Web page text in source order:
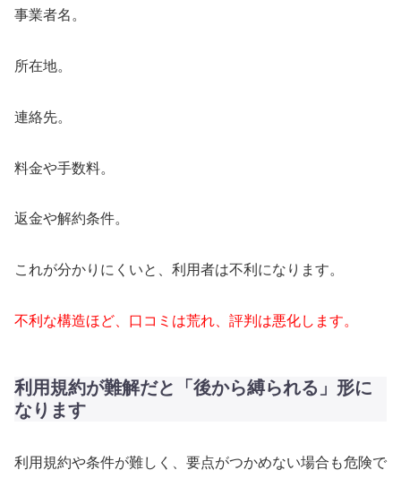
事業者名。
所在地。
連絡先。
料金や手数料。
返金や解約条件。
これが分かりにくいと、利用者は不利になります。
不利な構造ほど、口コミは荒れ、評判は悪化します。
利用規約が難解だと「後から縛られる」形に
なります
利用規約や条件が難しく、要点がつかめない場合も危険で